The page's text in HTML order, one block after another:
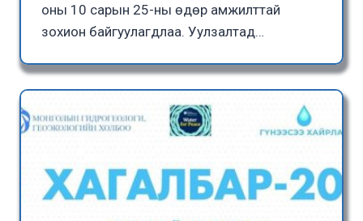
оны 10 сарын 25-ны өдөр амжилттай
зохион байгуулагдлаа. Уулзалтад…